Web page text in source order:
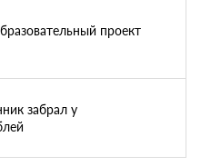
проект
забрал у